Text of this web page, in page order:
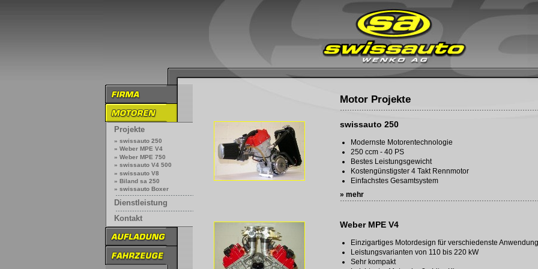
Motor Projekte
swissauto 250
Modernste Motorentechnologie
250 ccm - 40 PS
Bestes Leistungsgewicht
Kostengünstigster 4 Takt Rennmotor
Einfachstes Gesamtsystem
» mehr
Weber MPE V4
Einzigartiges Motordesign für verschiedenste
Leistungsvarianten von 110 bis 220 kW
Sehr kompakt
Projekte
» swissauto 250
» Weber MPE V4
» Weber MPE 750
» swissauto V4 500
» swissauto V8
» Biland sa 250
» swissauto Boxer
Dienstleistung
Kontakt